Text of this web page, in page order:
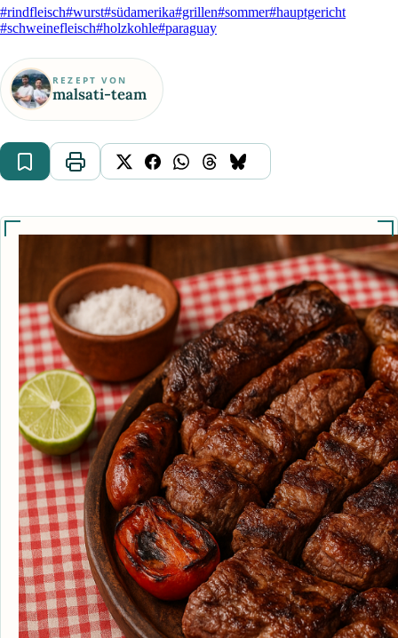
#rindfleisch#wurst#südamerika#grillen#sommer#hauptgericht
#schweinefleisch#holzkohle#paraguay
REZEPT VON
malsati-team